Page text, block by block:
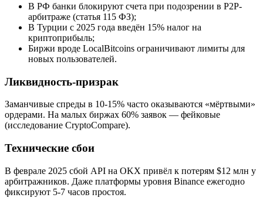
В РФ банки блокируют счета при подозрении в P2P-
арбитраже (статья 115 ФЗ);
В Турции с 2025 года введён 15% налог на
криптоприбыль;
Биржи вроде LocalBitcoins ограничивают лимиты для
новых пользователей.
Ликвидность-призрак
Заманчивые спреды в 10-15% часто оказываются «мёртвыми»
ордерами. На малых биржах 60% заявок — фейковые
(исследование CryptoCompare).
Технические сбои
В феврале 2025 сбой API на OKX привёл к потерям $12 млн у
арбитражников. Даже платформы уровня Binance ежегодно
фиксируют 5-7 часов простоя.